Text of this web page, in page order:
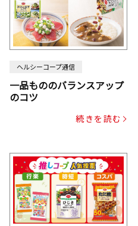
ヘルシーコープ通信
一品もののバランスアップ
のコツ
続きを読む